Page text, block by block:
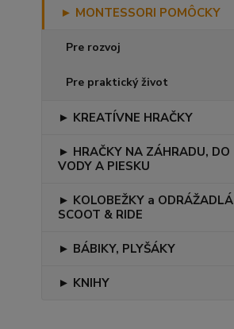
► MONTESSORI POMÔCKY
Pre rozvoj
Pre praktický život
► KREATÍVNE HRAČKY
► HRAČKY NA ZÁHRADU, DO
VODY A PIESKU
► KOLOBEŽKY a ODRÁŽADLÁ
SCOOT & RIDE
► BÁBIKY, PLYŠÁKY
► KNIHY